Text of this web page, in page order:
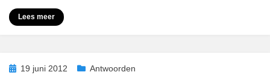
Lees meer
Geplaatst
19 juni 2012 Antwoorden